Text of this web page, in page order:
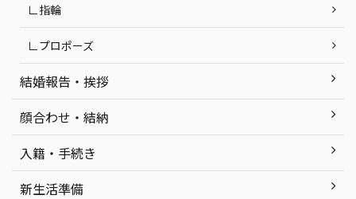
∟指輪
∟プロポーズ
結婚報告・挨拶
顔合わせ・結納
入籍・手続き
新生活準備